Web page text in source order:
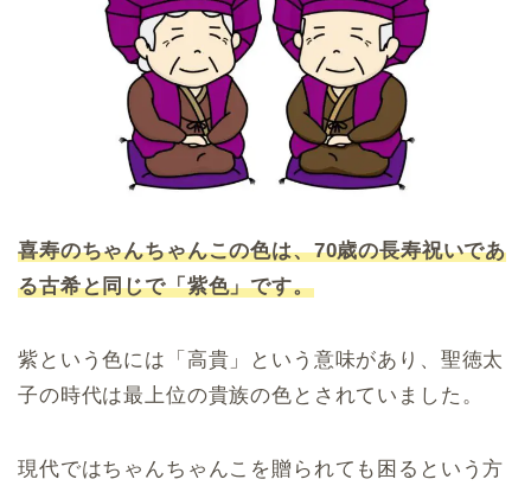
喜寿のちゃんちゃんこの色は、70歳の長寿祝いであ
る古希と同じで「紫色」です。
紫という色には「高貴」という意味があり、聖徳太
子の時代は最上位の貴族の色とされていました。
現代ではちゃんちゃんこを贈られても困るという方